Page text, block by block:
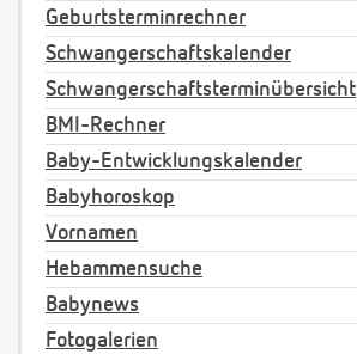
Geburtsterminrechner
Schwangerschaftskalender
Schwangerschaftsterminübersicht
BMI-Rechner
Baby-Entwicklungskalender
Babyhoroskop
Vornamen
Hebammensuche
Babynews
Fotogalerien